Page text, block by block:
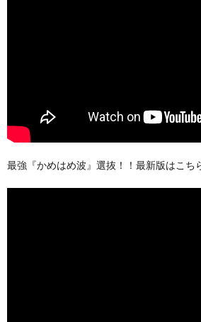
最強『かめはめ波』選抜！！最新版はこち